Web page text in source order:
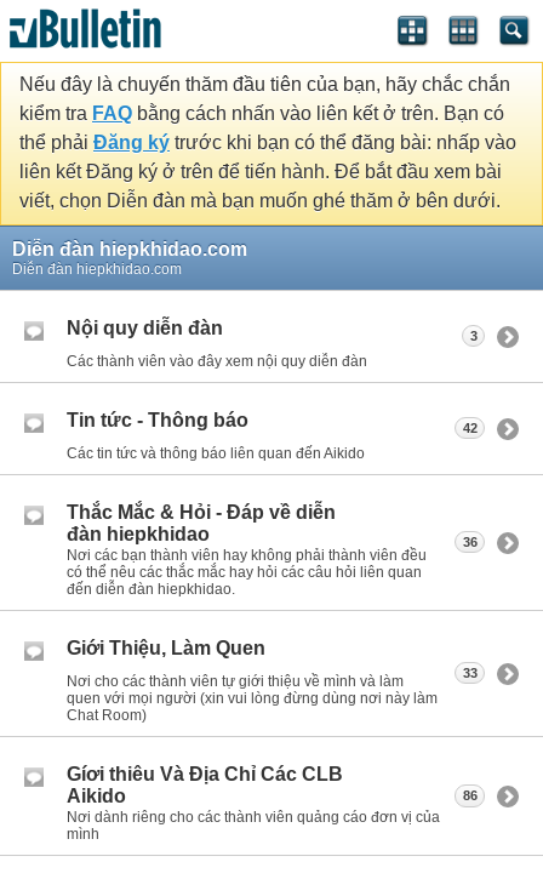
Nếu đây là chuyến thăm đầu tiên của bạn, hãy chắc chắn
kiểm tra FAQ bằng cách nhấn vào liên kết ở trên. Bạn có
thể phải Đăng ký trước khi bạn có thể đăng bài: nhấp vào
liên kết Đăng ký ở trên để tiến hành. Để bắt đầu xem bài
viết, chọn Diễn đàn mà bạn muốn ghé thăm ở bên dưới.
Diễn đàn hiepkhidao.com
Diễn đàn hiepkhidao.com
Nội quy diễn đàn
Các thành viên vào đây xem nội quy diễn đàn
3
Tin tức - Thông báo
Các tin tức và thông báo liên quan đến Aikido
42
Thắc Mắc & Hỏi - Đáp về diễn
đàn hiepkhidao
Nơi các bạn thành viên hay không phải thành viên đều
có thể nêu các thắc mắc hay hỏi các câu hỏi liên quan
đến diễn đàn hiepkhidao.
36
Giới Thiệu, Làm Quen
Nơi cho các thành viên tự giới thiệu về mình và làm
quen với mọi người (xin vui lòng đừng dùng nơi này làm
Chat Room)
33
Gíơi thiêu Và Địa Chỉ Các CLB
Aikido
Nơi dành riêng cho các thành viên quảng cáo đơn vị của
mình
86